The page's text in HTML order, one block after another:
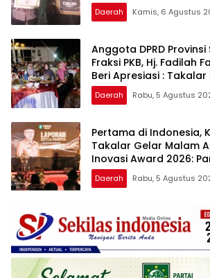
Daerah Kamis, 6 Agustus
Anggota DPRD
Fraksi PKB, Hj. Fadilah
Beri Apresiasi :
Lentera Pengabdian
Apresiasi dan Inovasi
Daerah Rabu, 5 Agustus
Pertama di Indonesia,
Takalar Gelar Malam
Inovasi Award 2026:
Penghargaan bagi
Berprestasi
Daerah Rabu, 5 Agustus